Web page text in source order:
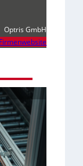
Optris GmbH